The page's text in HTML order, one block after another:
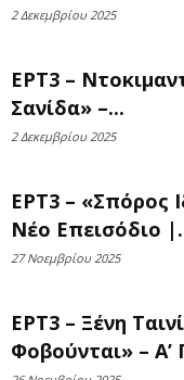
2 Δεκεμβρίου 2025
ΕΡΤ3 –
Σανίδα» –...
2 Δεκεμβρίου 2025
ΕΡΤ3 – «Σπόρος
Νέο Επεισόδιο
27 Νοεμβρίου 2025
ΕΡΤ3 – Ξένη
Φοβούνται» – Α’